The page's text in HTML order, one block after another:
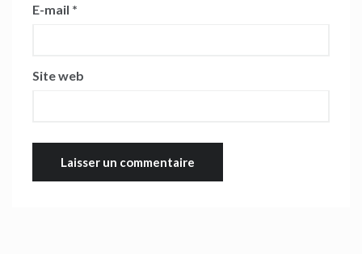
E-mail *
Site web